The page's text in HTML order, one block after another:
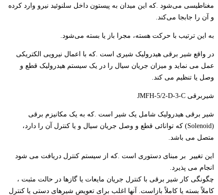
مغناطیسی می‌شود .که این میدان به پیستون داخل سلنوئید نیرو وارد کرده
و آن را جابجا می‌کند.
به این ترتیب با حرکت هسته، مجرا باز یا بسته می‌شود.
در واقع شیر برقی هیدرولیک شیری است .که با اعمال نیرویی الکتریکی
عمل می نماید و میزان جریان سیال را در یک سیستم هیدرولیک قطع و
وصل یا تنظیم می کند.
شیربرقی JMFH-5/2-D-3-C
شیر برقی هیدرولیک شامل یک شیر است .که به یک مکانیزم برقی
(Solenoid) که توانائی قطع و وصل جریان سیال و یا کنترل آن را دارد،
متصل می باشد.
این تغییر بر مبنای دستوری است .که از سیستم کنترل دریافت می شود
انجام می پذیرد.
چگونگی کار شیر برقی با کنترل جریان مایعات یا گازها در حالت مثبت ،
کاملاً بسته یا کاملاً بازاست. آنها اغلب برای تعویض شیرهای دستی یا کنترل